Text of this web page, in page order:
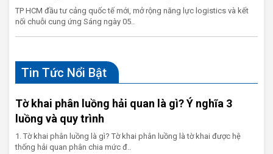
TP HCM đầu tư cảng quốc tế mới, mở rộng năng lực logistics và kết
nối chuỗi cung ứng Sáng ngày 05..
Tin Tức Nổi Bật
Tờ khai phân luồng hải quan là gì? Ý nghĩa 3
luồng và quy trình
1. Tờ khai phân luồng là gì? Tờ khai phân luồng là tờ khai được hệ
thống hải quan phân chia mức đ..